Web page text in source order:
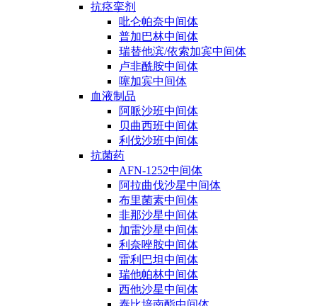
抗痉挛剂
吡仑帕奈中间体
普加巴林中间体
瑞替他滨/依索加宾中间体
卢非酰胺中间体
噻加宾中间体
血液制品
阿哌沙班中间体
贝曲西班中间体
利伐沙班中间体
抗菌药
AFN-1252中间体
阿拉曲伐沙星中间体
布里菌素中间体
非那沙星中间体
加雷沙星中间体
利奈唑胺中间体
雷利巴坦中间体
瑞他帕林中间体
西他沙星中间体